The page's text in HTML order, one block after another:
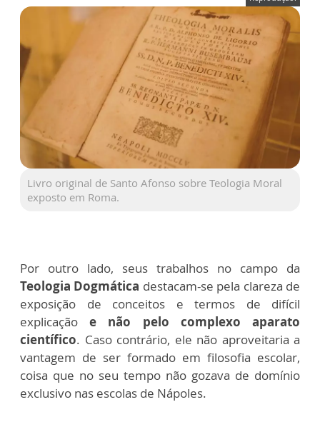
Livro original de Santo Afonso sobre Teologia Moral
exposto em Roma.
Por outro lado, seus trabalhos no campo da
Teologia Dogmática destacam-se pela clareza de
exposição de conceitos e termos de difícil
explicaçãoe não pelo complexo aparato
científico. Caso contrário, ele não aproveitaria a
vantagem de ser formado em filosofia escolar,
coisa que no seu tempo não gozava de domínio
exclusivo nas escolas de Nápoles.